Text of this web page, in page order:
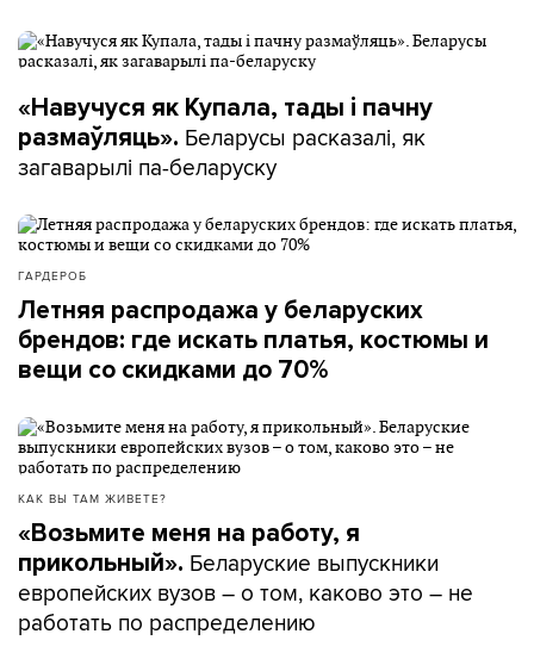
«Навучуся як Купала, тады і пачну
размаўляць». Беларусы расказалі, як
загаварылі па-беларуску
ГАРДЕРОБ
Летняя распродажа у беларуских
брендов: где искать платья, костюмы и
вещи со скидками до 70%
КАК ВЫ ТАМ ЖИВЕТЕ?
«Возьмите меня на работу, я
прикольный». Беларуские выпускники
европейских вузов – о том, каково это – не
работать по распределению